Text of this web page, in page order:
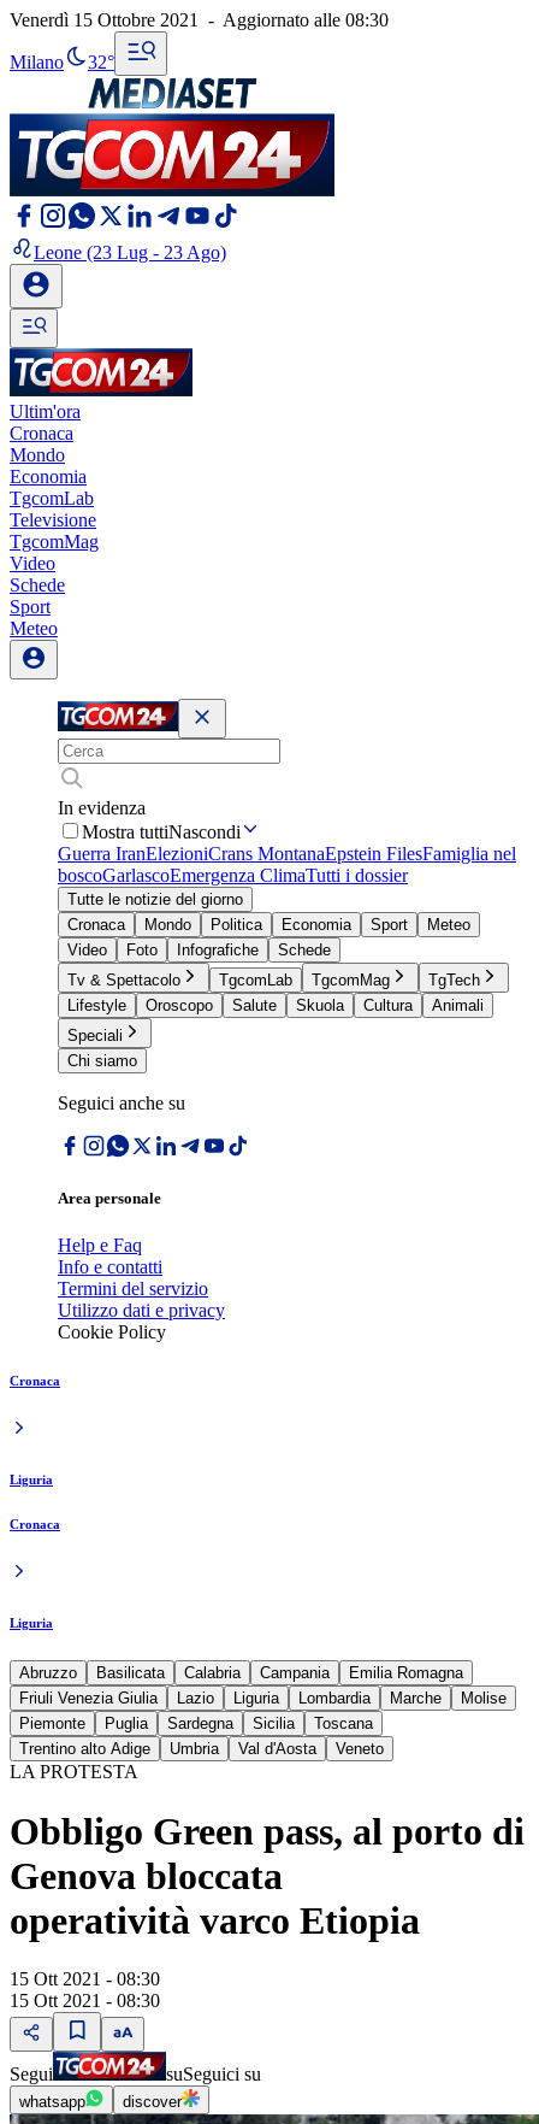
Venerdì 15 Ottobre 2021 - Aggiornato alle 08:30
Milano 32°
Leone (23 Lug - 23 Ago)
Ultim'ora
Cronaca
Mondo
Economia
TgcomLab
Televisione
TgcomMag
Video
Schede
Sport
Meteo
In evidenza
Mostra tuttiNascondi
Guerra IranElezioniCrans MontanaEpstein FilesFamiglia nel
boscoGarlascoEmergenza ClimaTutti i dossier
Tutte le notizie del giorno
Cronaca
Mondo Politica Economia Sport
Meteo
Video
Foto Infografiche
Schede
Tv & Spettacolo
TgcomLab TgcomMag
TgTech
Lifestyle
Oroscopo Salute Skuola Cultura
Animali
Speciali
Chi siamo
Seguici anche su
Area personale
Help e Faq
Info e contatti
Termini del servizio
Utilizzo dati e privacy
Cookie Policy
Cronaca
Liguria
Cronaca
Liguria
Abruzzo Basilicata Calabria Campania
Emilia Romagna
Friuli Venezia Giulia
Lazio Liguria Lombardia Marche
Molise
Piemonte
Puglia Sardegna Sicilia
Toscana
Trentino alto Adige
Umbria Val d'Aosta Veneto
LA PROTESTA
Obbligo Green pass, al porto di
Genova bloccata
operatività varco Etiopia
15 Ott 2021 - 08:30
15 Ott 2021 - 08:30
Segui suSeguici su
whatsapp discover